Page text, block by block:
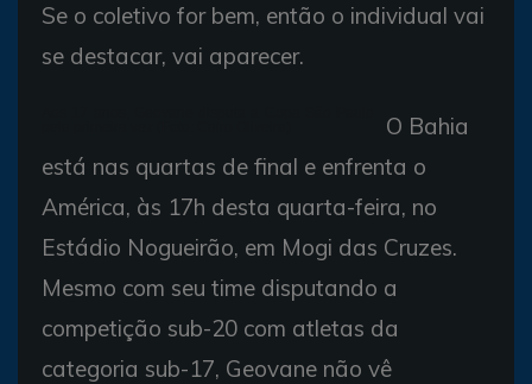
Se o coletivo for bem, então o individual vai
se destacar, vai aparecer.
O Bahia
está nas quartas de final e enfrenta o
América, às 17h desta quarta-feira, no
Estádio Nogueirão, em Mogi das Cruzes.
Mesmo com seu time disputando a
competição sub-20 com atletas da
categoria sub-17, Geovane não vê